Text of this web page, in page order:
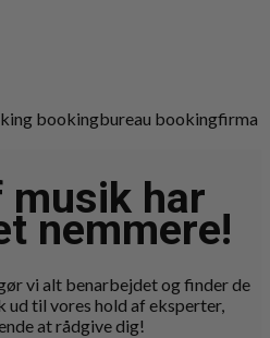
musik har
nemmere!
vi alt benarbejdet og finder de
til vores hold af eksperter,
at rådgive dig!